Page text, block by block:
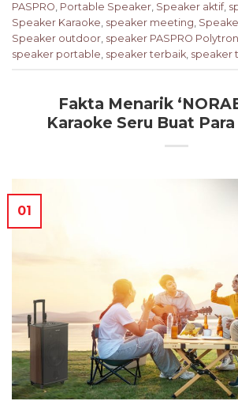
PASPRO, Portable Speaker, Speaker aktif,
Speaker Karaoke, speaker meeting,
Speaker outdoor, speaker PASPRO Polytron
speaker portable, speaker terbaik, speaker
Fakta Menarik
Karaoke Seru Buat
01